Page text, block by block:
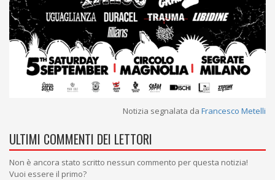
Notizia segnalata da Francesco Metelli
ULTIMI COMMENTI DEI LETTORI
Non è ancora stato scritto nessun commento per questa notizia!
Vuoi essere il primo?